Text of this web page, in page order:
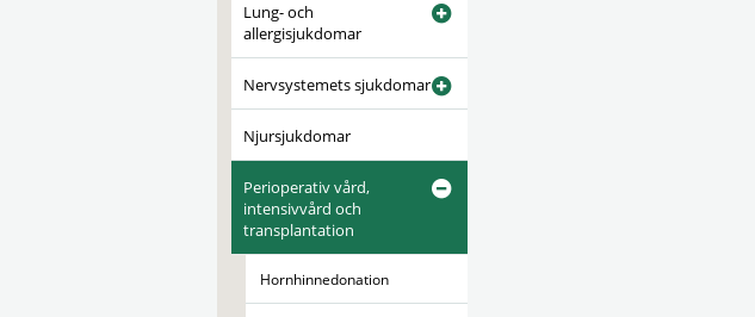
Lung- och
allergisjukdomar
Nervsystemets sjukdomar
Njursjukdomar
Perioperativ vård,
intensivvård och
transplantation
Hornhinnedonation